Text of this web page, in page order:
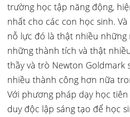
trường học tập năng động,
nhất cho các con học sinh.
nỗ lực đó là thật nhiều những
những thành tích và thật
thầy và trò Newton Goldmark
nhiều thành công hơn nữa
Với phương pháp dạy học
duy độc lập sáng tạo để học